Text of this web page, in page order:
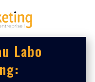
Labo